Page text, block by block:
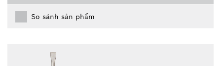
So sánh sản phẩm